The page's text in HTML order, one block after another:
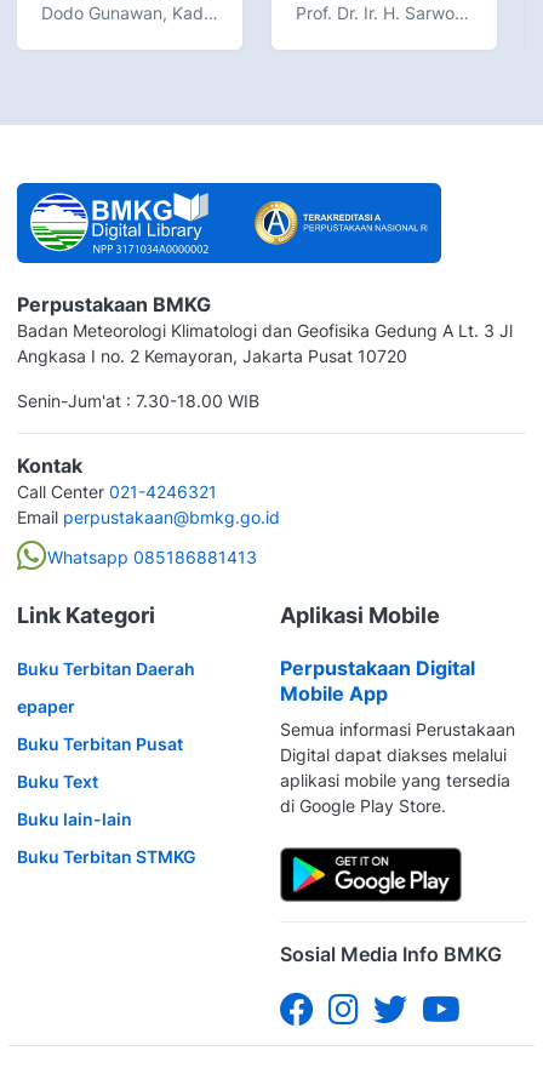
Dodo Gunawan, Kadarsah Prof. Dr. Ir. H. Sarwono Hardjowigeno, M.Sc
Perpustakaan BMKG
Badan Meteorologi Klimatologi dan Geofisika Gedung A Lt. 3 Jl
Angkasa I no. 2 Kemayoran, Jakarta Pusat 10720
Senin-Jum'at : 7.30-18.00 WIB
Kontak
Call Center 021-4246321
Email perpustakaan@bmkg.go.id
Whatsapp 085186881413
Link Kategori
Buku Terbitan Daerah
epaper
Buku Terbitan Pusat
Buku Text
Buku lain-lain
Buku Terbitan STMKG
Aplikasi Mobile
Perpustakaan Digital
Mobile App
Semua informasi Perustakaan
Digital dapat diakses melalui
aplikasi mobile yang tersedia
di Google Play Store.
Sosial Media Info BMKG